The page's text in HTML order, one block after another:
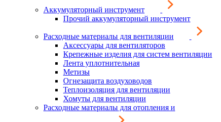
Аккумуляторный инструмент
Прочий аккумуляторный инструмент
Расходные материалы для вентиляции
Аксессуары для вентиляторов
Крепежные изделия для систем вентиляции
Лента уплотнительная
Метизы
Огнезащита воздуховодов
Теплоизоляция для вентиляции
Хомуты для вентиляции
Расходные материалы для отопления и